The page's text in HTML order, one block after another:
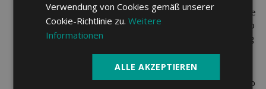
z.B. Schadenersatz
oder Falschlieferung
Streitigkeiten aus
Onlineverträgen
Streitigkeiten als
Verwendung von Cookies gemäß unserer
Cookie-Richtlinie zu.Weitere
Informationen
ALLE AKZEPTIEREN